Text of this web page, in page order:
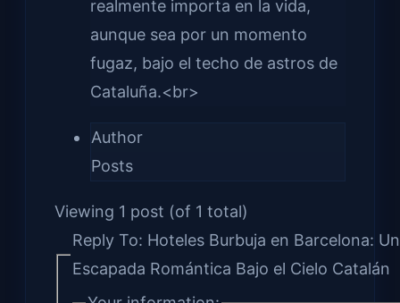
realmente importa en la vida,
aunque sea por un momento
fugaz, bajo el techo de astros de
Cataluña.<br>
Author
Posts
Viewing 1 post (of 1 total)
Reply To: Hoteles Burbuja en Barcelona:
Escapada Romántica Bajo el Cielo Catalán